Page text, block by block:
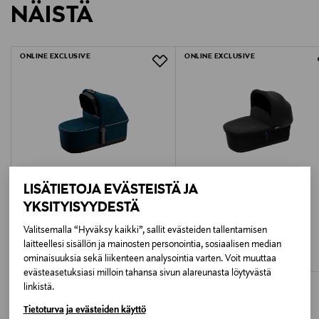
LISÄTIETOJA EVÄSTEISTÄ JA
YKSITYISYYDESTÄ
Valitsemalla “Hyväksy kaikki”, sallit evästeiden tallentamisen
laitteellesi sisällön ja mainosten personointia, sosiaalisen median
ominaisuuksia sekä liikenteen analysointia varten. Voit muuttaa
evästeasetuksiasi milloin tahansa sivun alareunasta löytyvästä
linkistä.
Tietoturva ja evästeiden käyttö
1387177
LUE TARKEMMAT PALAUTUSOHJEET
NÄISTÄ
ONLINE EXCLUSIVE
THULE
Thule Sleek vaunukoppa
Discounted Price
199,96 € Original Price
249,95 €
ONLINE EXCLUSIVE
THULE
Thule vaunukoppa
Original Price
295,95 €